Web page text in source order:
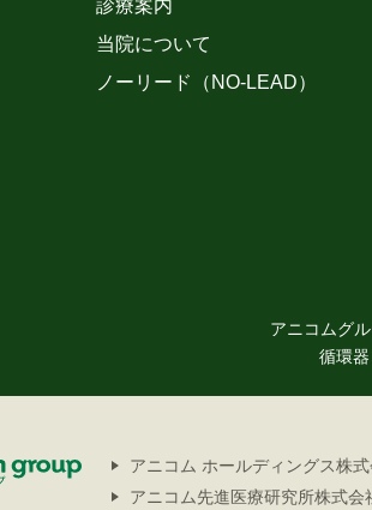
診療案内
当院について
ノーリード（NO-LEAD）
アニコムグ
循環
アニコム ホールディングス株
アニコム先進医療研究所株式会